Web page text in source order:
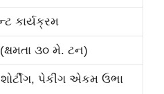
કાર્યક્રમ
૩૦ મે. ટન)
પેકીંગ એકમ ઉભા